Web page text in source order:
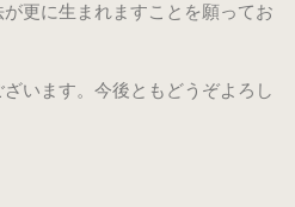
更に生まれますことを願ってお
います。今後ともどうぞよろし